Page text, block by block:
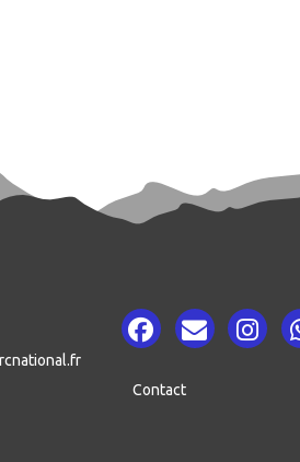
Contact